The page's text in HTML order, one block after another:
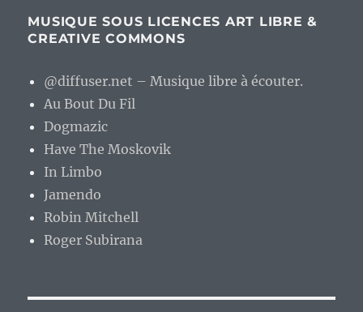
MUSIQUE SOUS LICENCES ART LIBRE &
CREATIVE COMMONS
@diffuser.net – Musique libre à écouter.
Au Bout Du Fil
Dogmazic
Have The Moskovik
In Limbo
Jamendo
Robin Mitchell
Roger Subirana